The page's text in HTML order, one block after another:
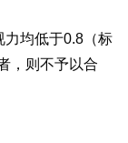
力均低于0.8（标
，则不予以合